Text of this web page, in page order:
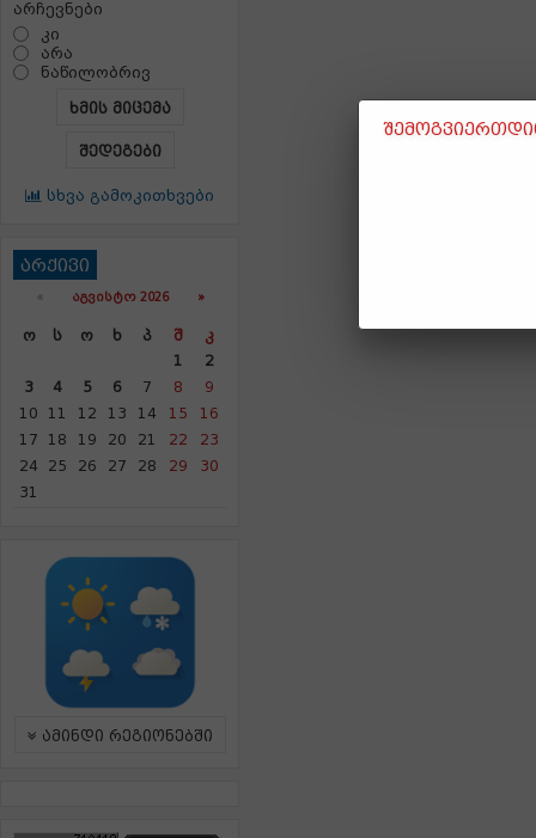
არჩევნები
კი
არა
ნაწილობრივ
ხმის მიცემა
შედეგები
სხვა გამოკითხვები
არქივი
« ᲐᲒᲕᲘᲡᲢᲝ 2026 »
Ო Ს Ო Ხ Პ Შ
Კ
1
2
3
4 5 6 7 8
9
10
11 12 13 14 15
16
17
18 19 20 21 22
23
24
25 26 27 28 29
30
31
ამინდი რეგიონებში